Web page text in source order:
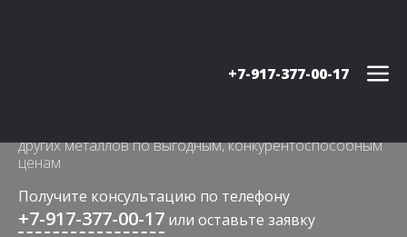
+7-917-377-00-17
других металлов по выгодным, конкурентоспособным
ценам
Получите консультацию по телефону
+7-917-377-00-17 или оставьте заявку